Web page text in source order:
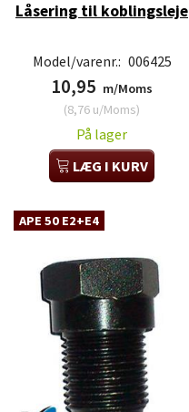
Låsering til koblingsleje
Model/varenr.: 006425
10,95 m/Moms
(8,76 u/Moms)
På lager
LÆG I KURV
APE 50 E2+E4